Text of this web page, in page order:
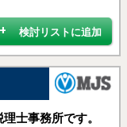
検討リストに追加
士事務所です。